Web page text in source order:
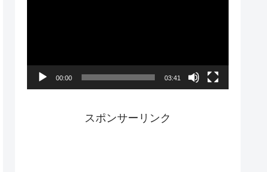
00:00 03:41
スポンサーリンク